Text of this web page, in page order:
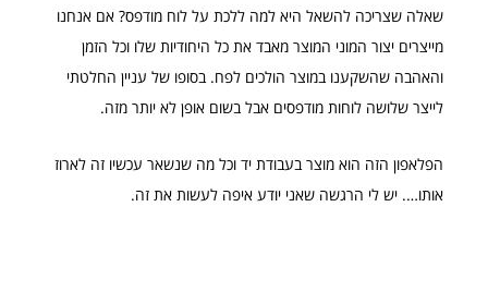
שאלה שצריכה להשאל היא למה ללכת על לוח מודפס? אם אנחנו
מייצרים יצור המוני המוצר מאבד את כל היחודיות שלו וכל הזמן
והאהבה שהשקענו במוצר הולכים לפח. בסופו של עניין החלטתי
לייצר שלושה לוחות מודפסים אבל בשום אופן לא יותר מזה.
הפלאפון הזה הוא מוצר בעבודת יד וכל מה שנשאר עכשיו זה לארוז
אותו…. יש לי הרגשה שאני יודע איפה לעשות את זה.